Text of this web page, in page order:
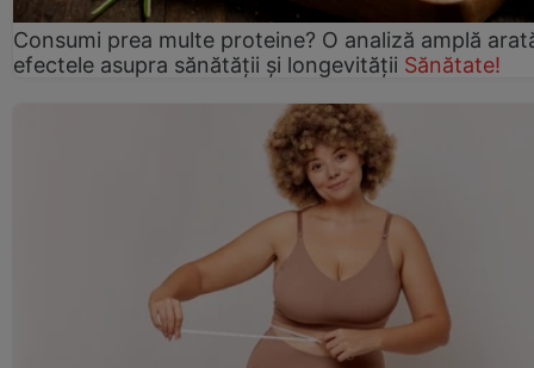
Consumi prea multe proteine? O analiză amplă
efectele asupra sănătății și longevității Sănătate!